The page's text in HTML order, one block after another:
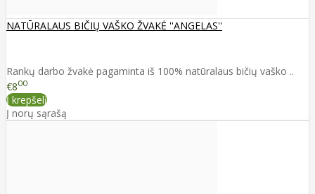
NATŪRALAUS BIČIŲ VAŠKO ŽVAKĖ ''ANGELAS''
Rankų darbo žvakė pagaminta iš 100% natūralaus bičių vaško ..
€800
Į krepšelį
Į norų sąrašą